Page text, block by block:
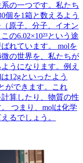
の一つです。私たち
個を1箱と数えるよう
（原子、分子、イオン
の6.02×10²³という途
れています。 molを
の世界を、私たちが
うになります。例え
12gといったよう
ができます。これ
算したり、物質の性
つまり、molは化学
るでしょう。